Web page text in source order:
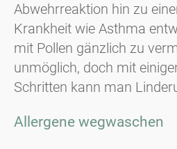
Abwehrreaktion hin zu
Krankheit wie Asthma
mit Pollen gänzlich zu
unmöglich, doch mit
Schritten kann man
Allergene wegwaschen